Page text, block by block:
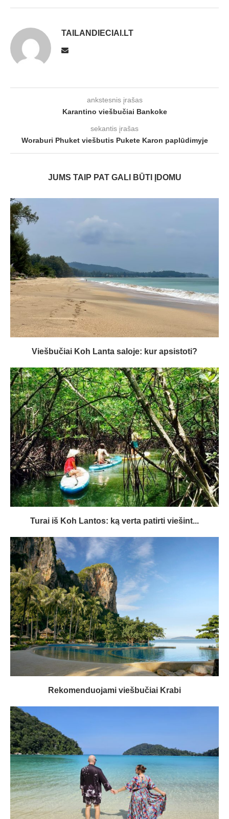
TAILANDIECIAI.LT
ankstesnis įrašas
Karantino viešbučiai Bankoke
sekantis įrašas
Woraburi Phuket viešbutis Pukete Karon paplūdimyje
JUMS TAIP PAT GALI BŪTI ĮDOMU
Viešbučiai Koh Lanta saloje: kur apsistoti?
Turai iš Koh Lantos: ką verta patirti viešint...
Rekomenduojami viešbučiai Krabi